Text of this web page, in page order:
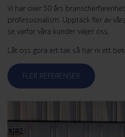
Vi har över 50 års
professionalism. Upptäck fler av
se varför våra kunder väljer oss.
Låt oss göra ert tak så har ni ett
FLER REFERENSER